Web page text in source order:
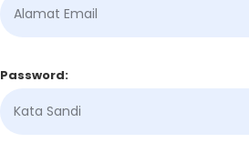
Password: